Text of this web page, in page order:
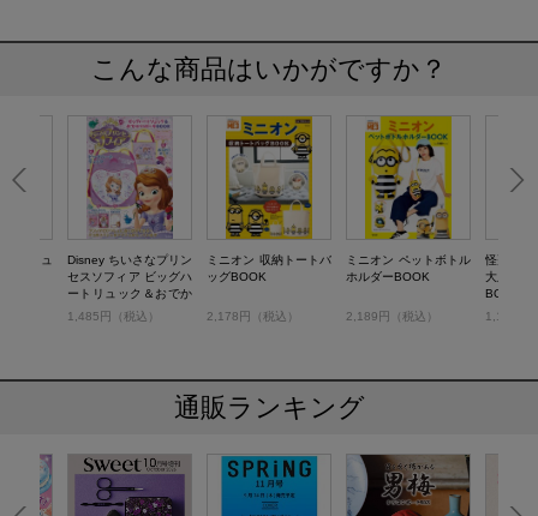
こんな商品はいかがですか？
金リュ
Disney ちいさなプリン
セスソフィア ビッグハ
ートリュック＆おでか
けポーチBOOK
1,485円（税込）
ミニオン 収納トートバ
ッグBOOK
2,178円（税込）
ミニオン ペットボトル
ホルダーBOOK
2,189円（税込）
怪盗グル
大脱走
BOOK
1,155円
通販ランキング